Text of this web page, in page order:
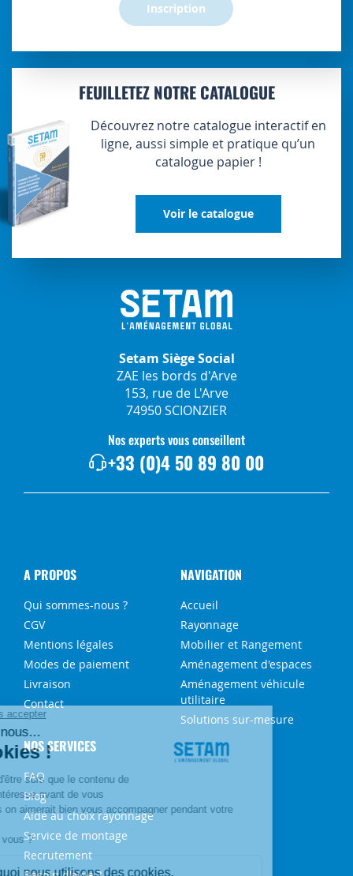
Inscription
FEUILLETEZ NOTRE CATALOGUE
Découvrez notre catalogue interactif en
ligne, aussi simple et pratique qu’un
catalogue papier !
Voir le catalogue
Setam Siège Social
ZAE les bords d'Arve
153, rue de L'Arve
74950 SCIONZIER
Nos experts vous conseillent
+33 (0)4 50 89 80 00
A PROPOS
Qui sommes-nous ?
CGV
Mentions légales
Modes de paiement
Livraison
Contact
NAVIGATION
Accueil
Rayonnage
Mobilier et Rangement
Aménagement d'espaces
Aménagement véhicule
utilitaire
Solutions sur-mesure
NOS SERVICES
FAQ
Blog
Aide au choix rayonnage
Service de montage
Recrutement